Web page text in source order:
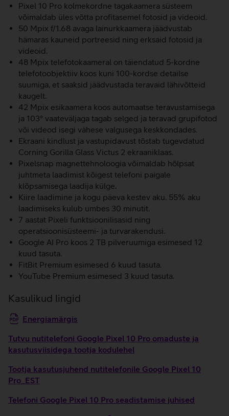
Pixel 10 Pro kolmekordne tagakaamera süsteem
võimaldab üles võtta profitasemel fotosid ja videoid.
50 Mpix f/1.68 avaga lainurkkaamera jäädvustab
hämaras kauneid portreesid ning erksaid fotosid ja
videoid.
48 Mpix telefotokaameral on täiendatud 5-kordne
telefotoobjektiiv koos kuni 100-kordse detailse
suumiga, et saaksid jäädvustada teravaid lähivõtteid
kaugelt.
42 Mpix esikaamera koos automaatse teravustamisega
ja 103° vaateväljaga tagab selged ja teravad grupifotod
või videod isegi vähese valgusega keskkondades.
Ekraani kindlust ja vastupidavust tõstab tugevdatud
Corning Gorilla Glass Victus 2 ekraaniklaas.
Pixelsnap magnettehnoloogia võimaldab hõlpsat
juhtmeta laadimist kõigest telefoni paigale
klõpsamisega laadija külge.
Kiire laadimine ja kogu päeva kestev aku. 55% aku
laadimiseks kulub umbes 30 minutit.
7 aastat Pixeli funktsioonilisasid ning
operatsioonisüsteemi- ja turvarakendusi.
Google AI Pro koos 2 TB pilveruumiga esimesed 12
kuud tasuta.
FitBit Premium esimesed 6 kuud tasuta.
YouTube Premium esimesed 3 kuud tasuta.
Kasulikud lingid
Energiamärgis
Tutvu nutitelefoni Google Pixel 10 Pro omaduste ja
kasutusviisidega tootja kodulehel
Tootja kasutusjuhend nutitelefonile Google Pixel 10
Pro_EST
Telefoni Google Pixel 10 Pro seadistamise juhised